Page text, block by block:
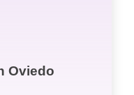
Oviedo